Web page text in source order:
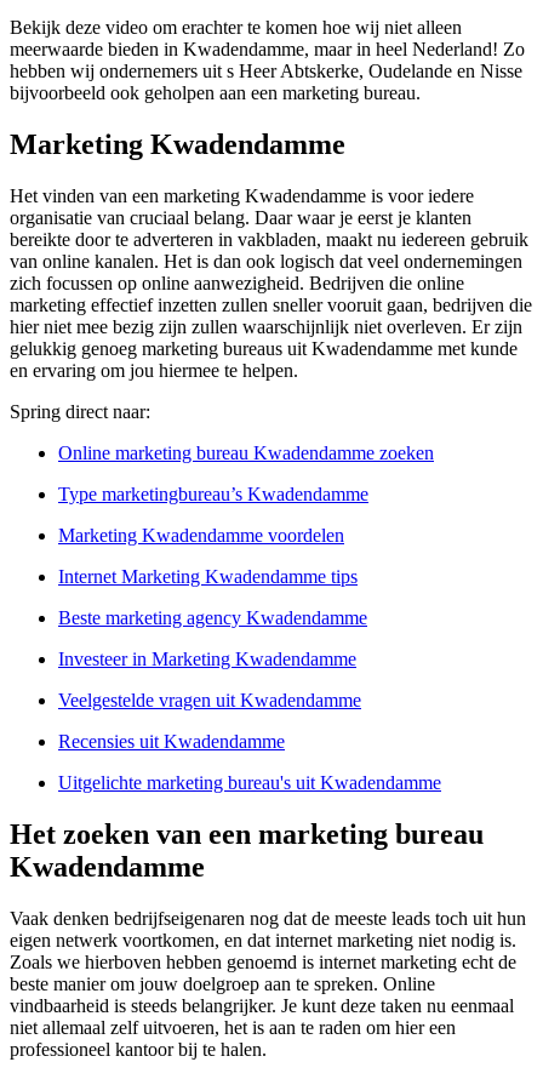
Bekijk deze video om erachter te komen hoe wij niet alleen
meerwaarde bieden in Kwadendamme, maar in heel Nederland! Zo
hebben wij ondernemers uit s Heer Abtskerke, Oudelande en Nisse
bijvoorbeeld ook geholpen aan een marketing bureau.
Marketing Kwadendamme
Het vinden van een marketing Kwadendamme is voor iedere
organisatie van cruciaal belang. Daar waar je eerst je klanten
bereikte door te adverteren in vakbladen, maakt nu iedereen gebruik
van online kanalen. Het is dan ook logisch dat veel ondernemingen
zich focussen op online aanwezigheid. Bedrijven die online
marketing effectief inzetten zullen sneller vooruit gaan, bedrijven die
hier niet mee bezig zijn zullen waarschijnlijk niet overleven. Er zijn
gelukkig genoeg marketing bureaus uit Kwadendamme met kunde
en ervaring om jou hiermee te helpen.
Spring direct naar:
Online marketing bureau Kwadendamme zoeken
Type marketingbureau’s Kwadendamme
Marketing Kwadendamme voordelen
Internet Marketing Kwadendamme tips
Beste marketing agency Kwadendamme
Investeer in Marketing Kwadendamme
Veelgestelde vragen uit Kwadendamme
Recensies uit Kwadendamme
Uitgelichte marketing bureau's uit Kwadendamme
Het zoeken van een marketing bureau
Kwadendamme
Vaak denken bedrijfseigenaren nog dat de meeste leads toch uit hun
eigen netwerk voortkomen, en dat internet marketing niet nodig is.
Zoals we hierboven hebben genoemd is internet marketing echt de
beste manier om jouw doelgroep aan te spreken. Online
vindbaarheid is steeds belangrijker. Je kunt deze taken nu eenmaal
niet allemaal zelf uitvoeren, het is aan te raden om hier een
professioneel kantoor bij te halen.